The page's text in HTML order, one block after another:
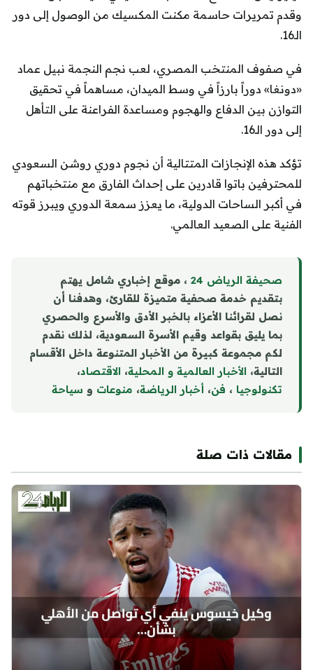
وقدم تمريرات حاسمة مكنت المكسيك من الوصول إلى دور
الـ16.
في صفوف المنتخب المصري، لعب نجم النجمة نبيل عماد
«دونغا» دوراً بارزاً في وسط الميدان، مساهماً في تحقيق
التوازن بين الدفاع والهجوم ومساعدة الفراعنة على التأهل
إلى دور الـ16.
تؤكد هذه الإنجازات المتتالية أن نجوم دوري روشن السعودي
للمحترفين باتوا قادرين على إحداث الفارق مع منتخباتهم
في أكبر الساحات الدولية، ما يعزز سمعة الدوري ويبرز قوته
الفنية على الصعيد العالمي.
صحيفة الرياض 24
، موقع إخباري شامل يهتم
بتقديم خدمة صحفية متميزة للقارئ، وهدفنا أن
نصل لقرائنا الأعزاء بالخبر الأدق والأسرع والحصري
بما يليق بقواعد وقيم الأسرة السعودية، لذلك نقدم
لكم مجموعة كبيرة من الأخبار المتنوعة داخل الأقسام
التالية، الأخبار العالمية و المحلية، الاقتصاد،
تكنولوجيا ، فن، أخبار الرياضة، منوعات و سياحة
مقالات ذات صلة